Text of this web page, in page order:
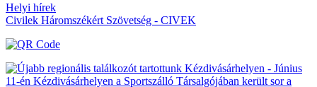
Helyi hírek
Civilek Háromszékért Szövetség - CIVEK